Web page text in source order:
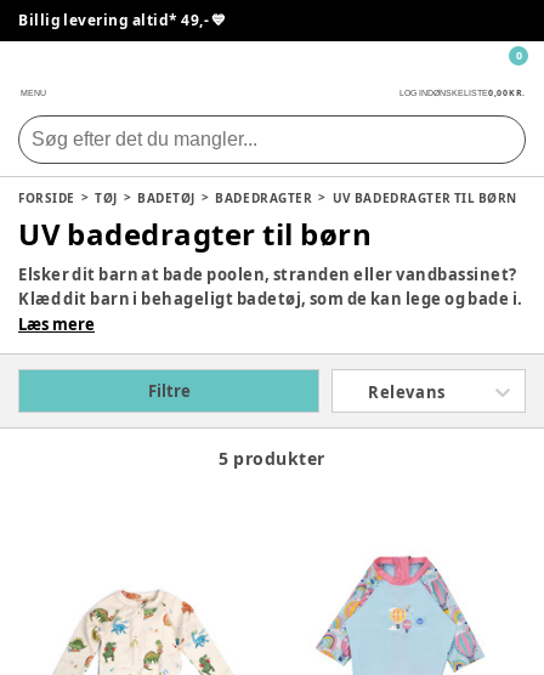
Billig levering altid* 49,- 💙
MENU LOG INDØNSKELISTE0,00 KR.
0
FORSIDE TØJ BADETØJ BADEDRAGTER UV BADEDRAGTER TIL BØRN
UV badedragter til børn
Elsker dit barn at bade poolen, stranden eller vandbassinet?
Klæd dit barn i behageligt badetøj, som de kan lege og bade i.
Skinner solen kan du finde UV badetøj til dit barn, så dit barn
badetøj til større børn og babyer i smarte farver og lækre
designs. Hvilken er din favorit?
Læs mere
Filtre Relevans
5 produkter